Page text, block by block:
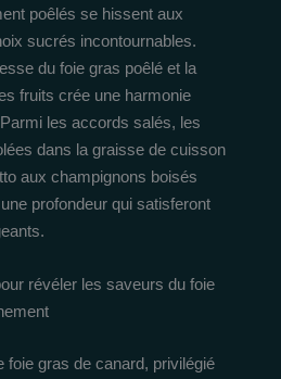
poêlés se hissent aux
sucrés incontournables.
du foie gras poêlé et la
fruits crée une harmonie
les accords salés, les
dans la graisse de cuisson
aux champignons boisés
profondeur qui satisferont
révéler les saveurs du foie
foie gras de canard, privilégié